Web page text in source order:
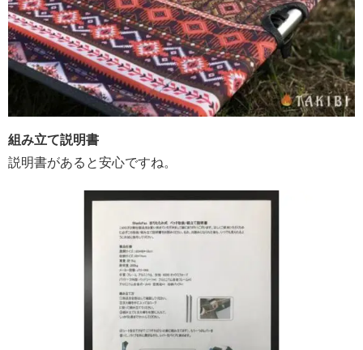
組み立て説明書
説明書があると安心ですね。